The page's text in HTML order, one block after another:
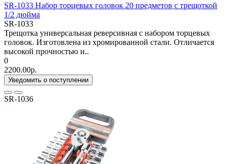
SR-1033 Набор торцевых головок 20 предметов с трещоткой
1/2 дюйма
SR-1033
Трещотка универсальная реверсивная с набором торцевых
головок. Изготовлена из хромированной стали. Отличается
высокой прочностью и..
0
2200.00р.
Уведомить о поступлении
SR-1036